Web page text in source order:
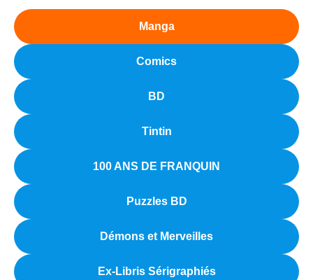
Manga
Comics
BD
Tintin
100 ANS DE FRANQUIN
Puzzles BD
Démons et Merveilles
Ex-Libris Sérigraphiés